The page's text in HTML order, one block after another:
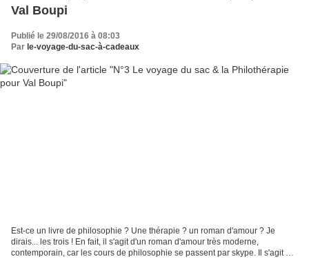
Val Boupi
Publié le 29/08/2016 à 08:03
Par le-voyage-du-sac-à-cadeaux
Est-ce un livre de philosophie ? Une thérapie ? un roman d'amour ? Je
dirais... les trois ! En fait, il s'agit d'un roman d'amour très moderne,
contemporain, car les cours de philosophie se passent par skype. Il s'agit de